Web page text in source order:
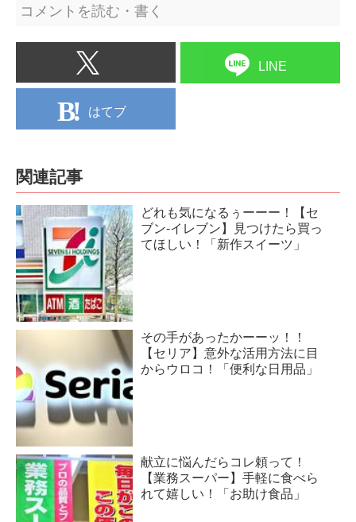
コメントを読む・書く
LINE
はてブ
関連記事
どれも気になるぅーーー！【セ
ブン-イレブン】見つけたら買っ
てほしい！「新作スイーツ」
その手があったかーーッ！！
【セリア】意外な活用方法に目
からウロコ！「便利な日用品」
献立に悩んだらコレ頼って！
【業務スーパー】手軽に食べら
れて嬉しい！「お助け食品」